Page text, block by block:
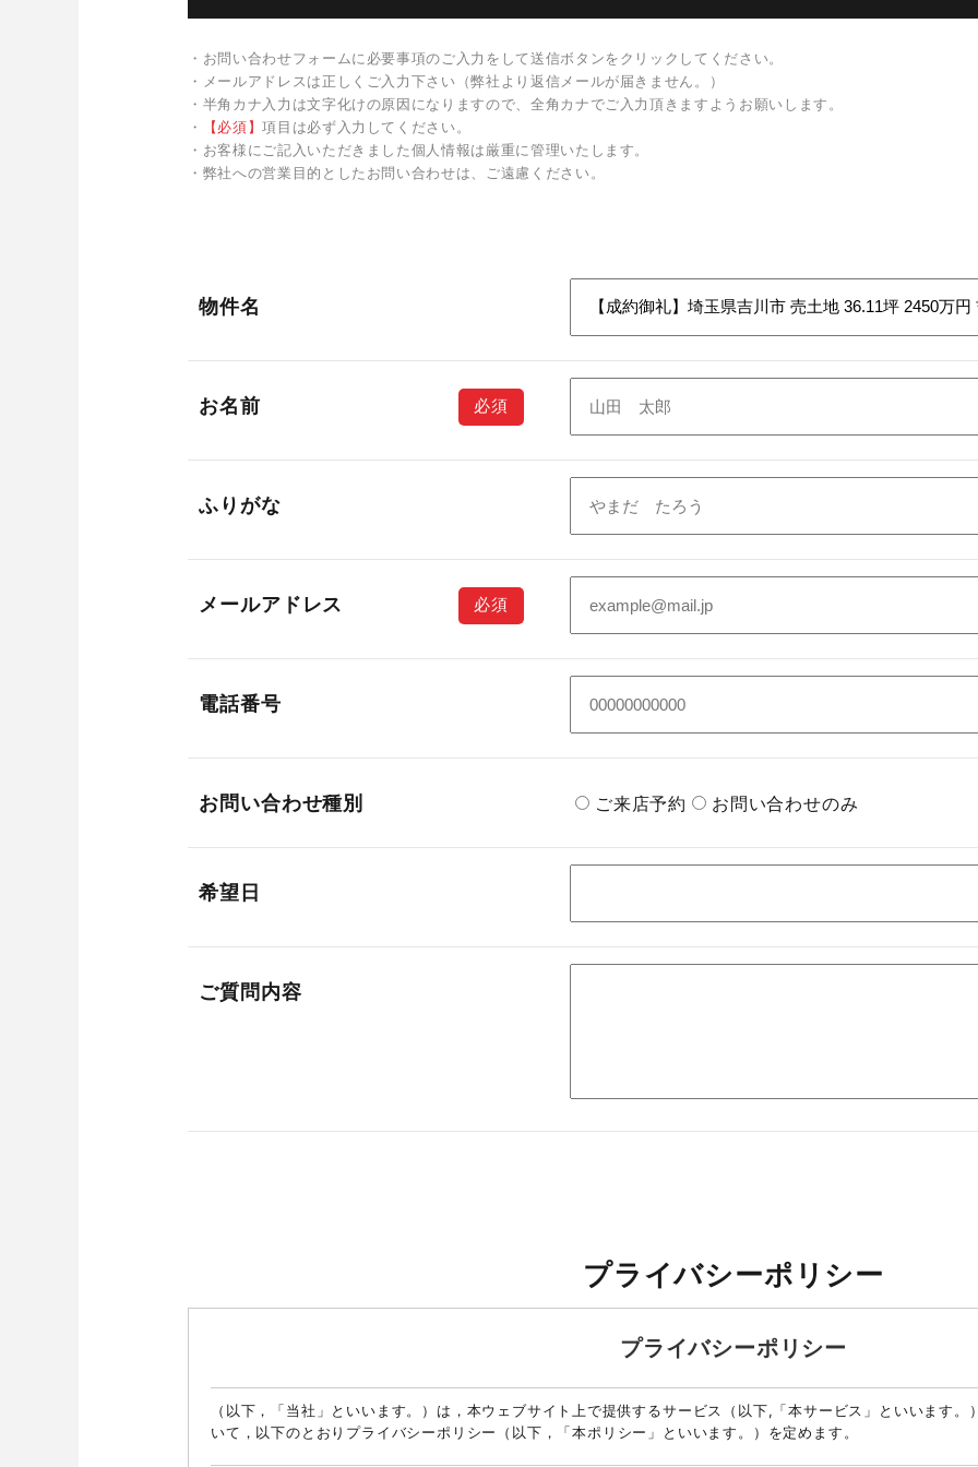
・お問い合わせフォームに必要事項のご入力をして送信ボタンをクリックしてください。
・メールアドレスは正しくご入力下さい（弊社より返信メールが届きません。）
・半角カナ入力は文字化けの原因になりますので、全角カナでご入力頂きますようお願いします。
・
【必須】項目は必ず入力してください。
・お客様にご記入いただきました個人情報は厳重に管理いたします。
・弊社への営業目的としたお問い合わせは、ご遠慮ください。
物件名
お名前
ふりがな
メールアドレス
電話番号
お問い合わせ種別 ご来店予約 お問い合わせのみ
希望日
ご質問内容
プライバシーポリシー
プライバシーポリシー
（以下，「当社」といいます。）は，本ウェブサイト上で提供するサービス（以下,「本サービス」といいます
いて，以下のとおりプライバシーポリシー（以下，「本ポリシー」といいます。）を定めます。